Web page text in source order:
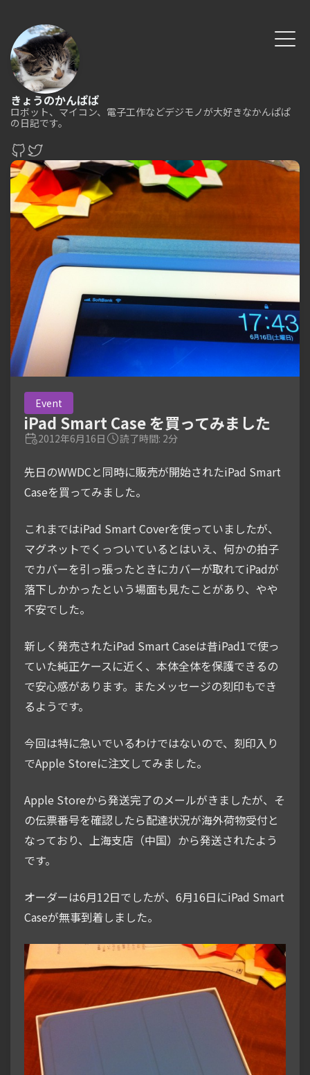
きょうのかんぱぱ
ロボット、マイコン、電子工作などデジモノが大好きなかんぱぱ
の日記です。
Event
iPad Smart Case を買ってみました
2012年6月16日 読了時間: 2分
先日のWWDCと同時に販売が開始されたiPad Smart
Caseを買ってみました。
これまではiPad Smart Coverを使っていましたが、
マグネットでくっついているとはいえ、何かの拍子
でカバーを引っ張ったときにカバーが取れてiPadが
落下しかかったという場面も見たことがあり、やや
不安でした。
新しく発売されたiPad Smart Caseは昔iPad1で使っ
ていた純正ケースに近く、本体全体を保護できるの
で安心感があります。またメッセージの刻印もでき
るようです。
今回は特に急いでいるわけではないので、刻印入り
でApple Storeに注文してみました。
Apple Storeから発送完了のメールがきましたが、そ
の伝票番号を確認したら配達状況が海外荷物受付と
なっており、上海支店（中国）から発送されたよう
です。
オーダーは6月12日でしたが、6月16日にiPad Smart
Caseが無事到着しました。